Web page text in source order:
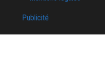
Publicité